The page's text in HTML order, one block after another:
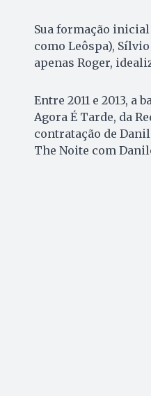
Sua formação
como Leôspa),
apenas Roger,
Entre 2011 e 2013,
Agora É Tarde, da
contratação de
The Noite com